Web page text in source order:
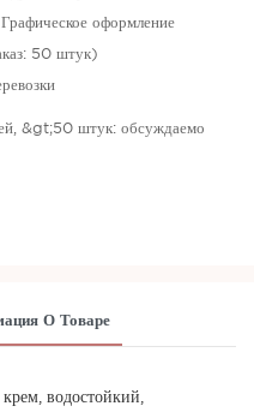
оформление
50 штук)
&gt;50 штук: обсуждаемо
О Товаре
водостойкий,